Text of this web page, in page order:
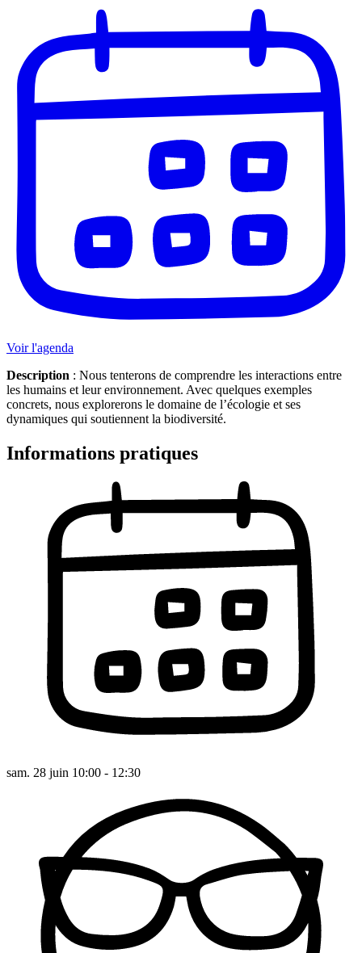
Voir l'agenda
Description : Nous tenterons de comprendre les interactions entre
les humains et leur environnement. Avec quelques exemples
concrets, nous explorerons le domaine de l’écologie et ses
dynamiques qui soutiennent la biodiversité.
Informations pratiques
sam. 28 juin 10:00 - 12:30